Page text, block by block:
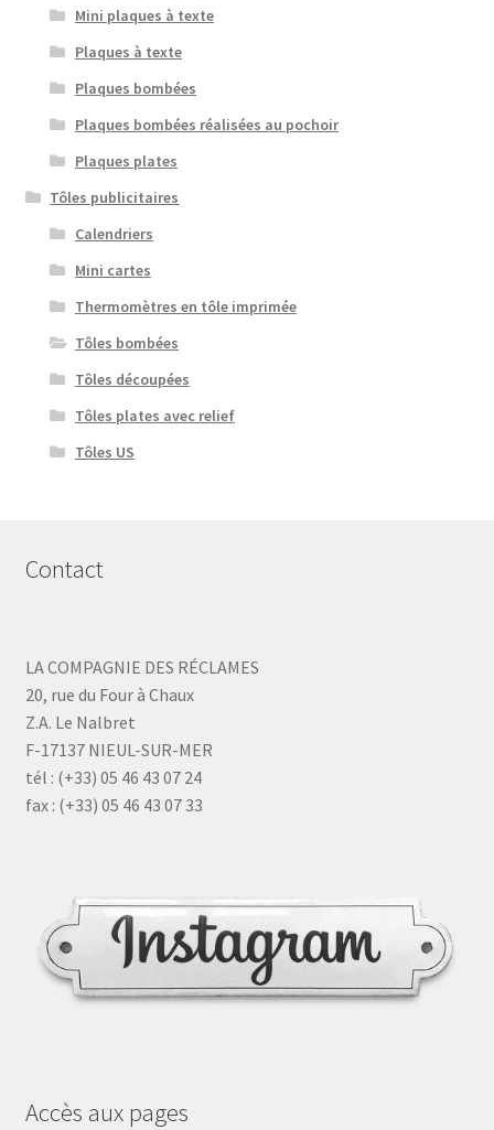
Mini plaques à texte
Plaques à texte
Plaques bombées
Plaques bombées réalisées au pochoir
Plaques plates
Tôles publicitaires
Calendriers
Mini cartes
Thermomètres en tôle imprimée
Tôles bombées
Tôles découpées
Tôles plates avec relief
Tôles US
Contact
LA COMPAGNIE DES RÉCLAMES
20, rue du Four à Chaux
Z.A. Le Nalbret
F-17137 NIEUL-SUR-MER
tél : (+33) 05 46 43 07 24
fax : (+33) 05 46 43 07 33
Accès aux pages